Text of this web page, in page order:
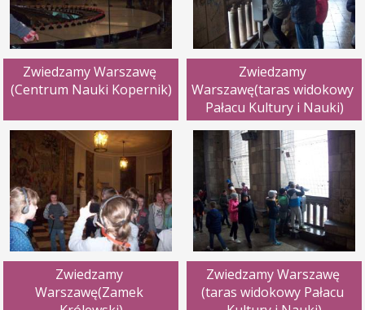
Zwiedzamy Warszawę
(Centrum Nauki Kopernik)
Zwiedzamy
Warszawę(taras widokowy
Pałacu Kultury i Nauki)
Zwiedzamy
Warszawę(Zamek
Zwiedzamy Warszawę
(taras widokowy Pałacu